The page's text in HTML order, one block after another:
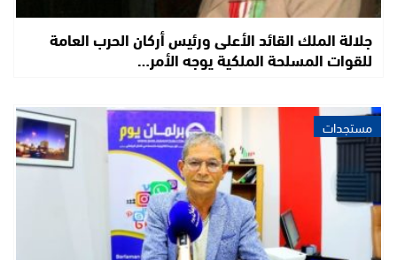
جلالة الملك القائد الأعلى ورئيس أركان الحرب العامة
للقوات المسلحة الملكية يوجه الأمر…
مستجدات